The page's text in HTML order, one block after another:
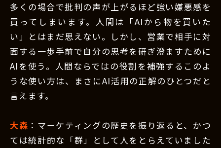
多くの場合で批判の声が上がるほど強い嫌悪感を
買ってしまいます。人間は「AIから物を買いた
い」とはまだ思えない。しかし、営業で相手に対
面する一歩手前で自分の思考を研ぎ澄ますために
AIを使う。人間ならではの役割を補強するこのよ
うな使い方は、まさにAI活用の正解のひとつだと
言えます。
大森 ：マーケティングの歴史を振り返ると、かつ
ては統計的な「群」として人をとらえていました